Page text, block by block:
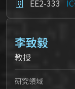
EE2-333
李致毅
教授
研究領域